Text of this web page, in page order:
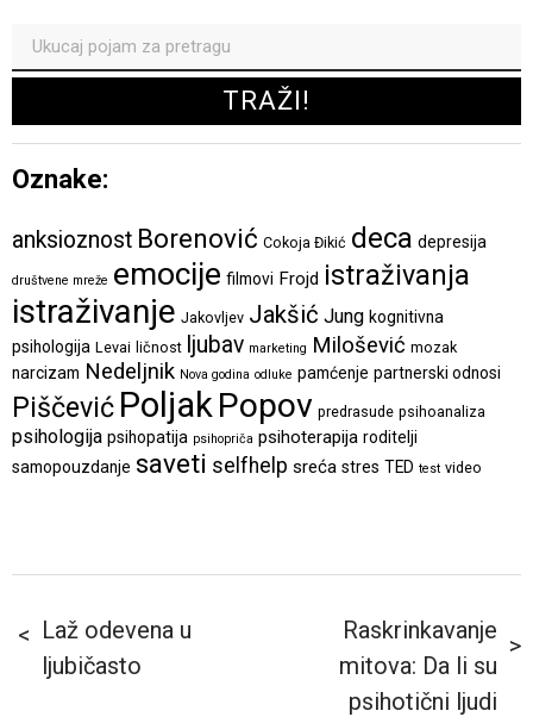
Oznake:
anksioznost Borenović Cokoja Đikić deca depresija
društvene mreže emocije filmovi Frojd istraživanja
istraživanje Jakovljev Jakšić Jung kognitivna
psihologija Levai ličnost ljubav marketing Milošević mozak
narcizam Nedeljnik Nova godina odluke pamćenje partnerski odnosi
Piščević Poljak Popov predrasude psihoanaliza
psihologija psihopatija psihopriča psihoterapija roditelji
samopouzdanje saveti selfhelp sreća stres TED test video
Laž odevena u
ljubičasto
Raskrinkavanje
mitova: Da li su
psihotični ljudi